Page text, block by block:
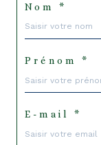
Nom *
Prénom *
E-mail *